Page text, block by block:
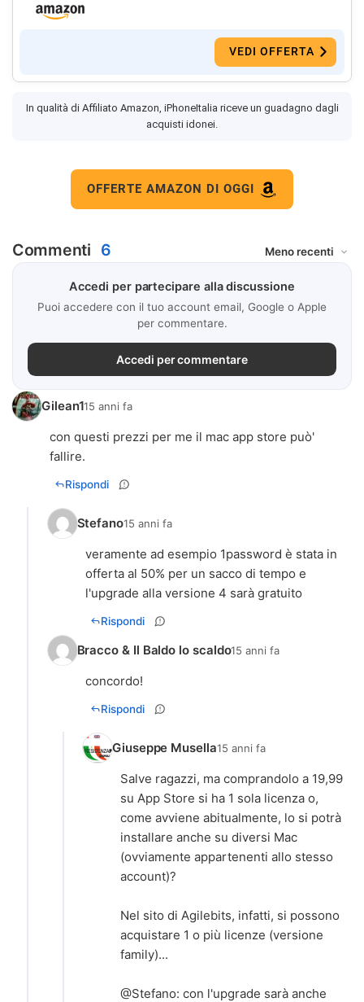
VEDI OFFERTA
In qualità di Affiliato Amazon, iPhoneItalia riceve un guadagno dagli
acquisti idonei.
OFFERTE AMAZON DI OGGI
Commenti 6
Accedi per partecipare alla discussione
Puoi accedere con il tuo account email, Google o Apple
per commentare.
Accedi per commentare
Gilean115 anni fa
con questi prezzi per me il mac app store può'
fallire.
Rispondi
Stefano15 anni fa
veramente ad esempio 1password è stata in
offerta al 50% per un sacco di tempo e
l'upgrade alla versione 4 sarà gratuito
Rispondi
Bracco & Il Baldo lo scaldo15 anni fa
concordo!
Rispondi
Giuseppe Musella15 anni fa
Salve ragazzi, ma comprandolo a 19,99
su App Store si ha 1 sola licenza o,
come avviene abitualmente, lo si potrà
installare anche su diversi Mac
(ovviamente appartenenti allo stesso
account)?
Nel sito di Agilebits, infatti, si possono
acquistare 1 o più licenze (versione
family)...
@Stefano: con l'upgrade sarà anche